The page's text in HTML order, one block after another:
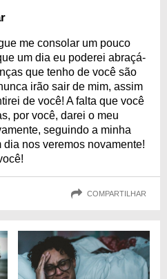
me consolar um pouco
um dia eu poderei abraçá-
que tenho de você são
irão sair de mim, assim
de você! A falta que você
por você, darei o meu
seguindo a minha
nos veremos novamente!
COMPARTILHAR